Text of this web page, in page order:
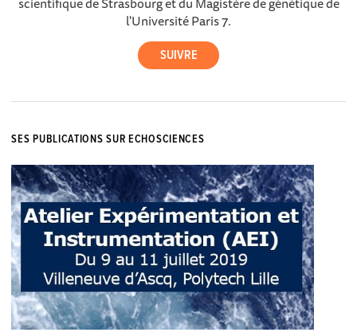
l'Université Paris 7.
SES PUBLICATIONS SUR ECHOSCIENCES